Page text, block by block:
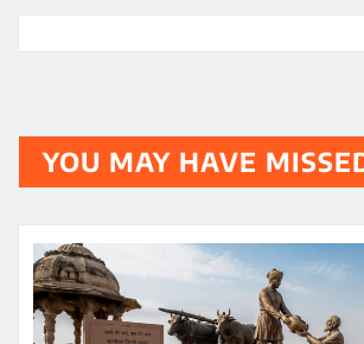
YOU MAY HAVE